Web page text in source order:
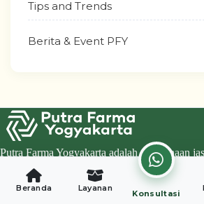
Tips and Trends
Berita & Event PFY
Putra Farma Yogyakarta adalah perusahaan
minuman terpercaya di Indonesia yang
minuman serbuk, minuman kesehatan, beauty
fiber, dan berbagai produk private label
Beranda Layanan
Konsultasi